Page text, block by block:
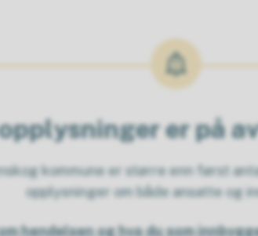
er på
kommune er større enn først
opplysninger om både ansatte og
hendelsen og hva du som